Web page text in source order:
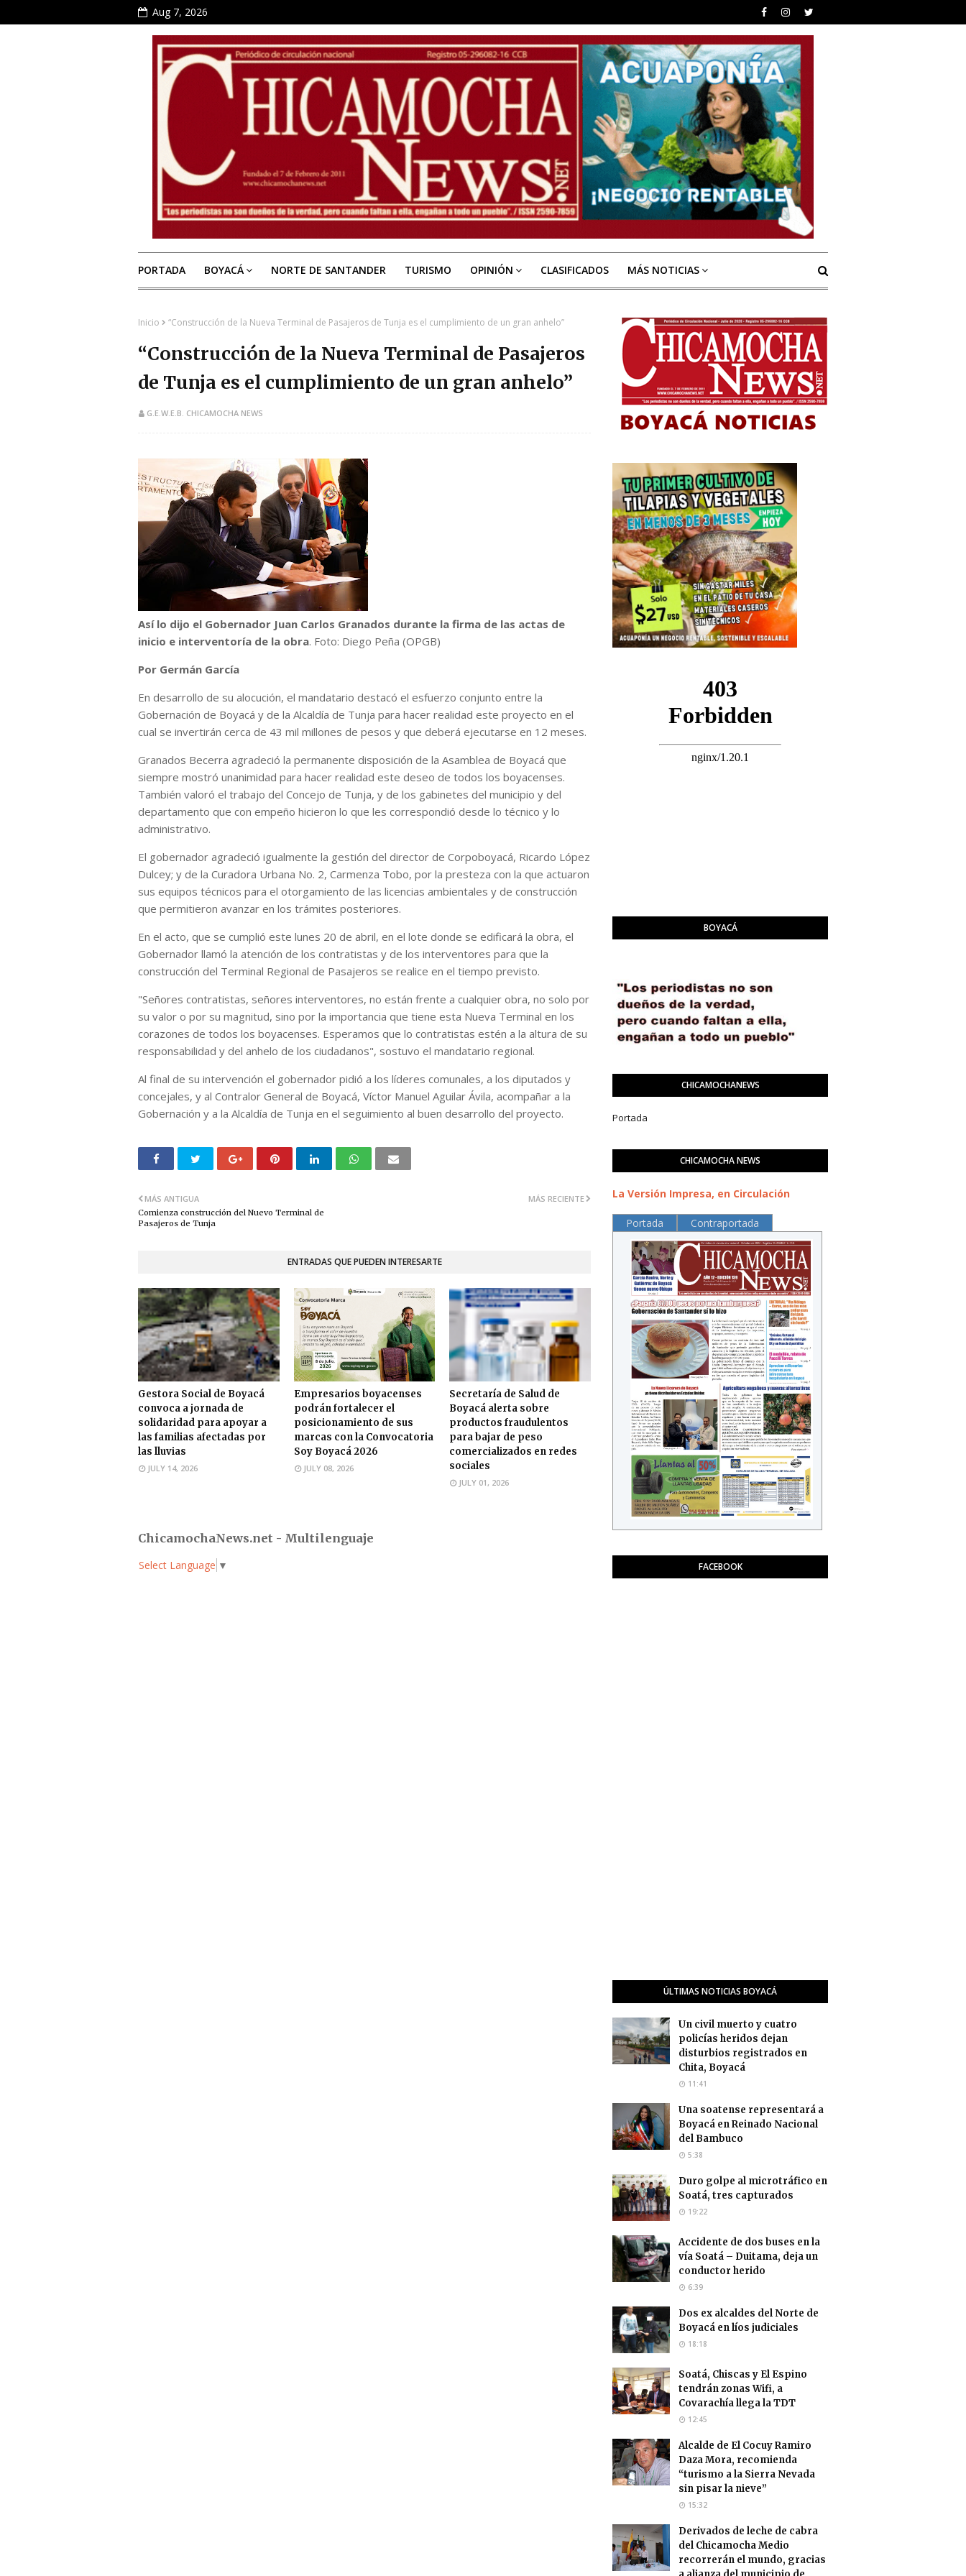
Aug 7, 2026
PORTADA BOYACÁ NORTE DE SANTANDER TURISMO OPINIÓN CLASIFICADOS MÁS NOTICIAS
Inicio “Construcción de la Nueva Terminal de Pasajeros de Tunja es el cumplimiento de un gran anhelo”
“Construcción de la Nueva Terminal de Pasajeros
de Tunja es el cumplimiento de un gran anhelo”
G.E.W.E.B. CHICAMOCHA NEWS
​Así lo dijo el Gobernador Juan Carlos Granados durante la firma de las actas de
inicio e interventoría de la obra. Foto: Diego Peña (OPGB)
Por Germán García
En desarrollo de su alocución, el mandatario destacó el esfuerzo conjunto entre la
Gobernación de Boyacá y de la Alcaldía de Tunja para hacer realidad este proyecto en el
cual se invertirán cerca de 43 mil millones de pesos y que deberá ejecutarse en 12 meses.
Granados Becerra agradeció la permanente disposición de la Asamblea de Boyacá que
siempre mostró unanimidad para hacer realidad este deseo de todos los boyacenses.
También valoró el trabajo del Concejo de Tunja, y de los gabinetes del municipio y del
departamento que con empeño hicieron lo que les correspondió desde lo técnico y lo
administrativo.
El gobernador agradeció igualmente la gestión del director de Corpoboyacá, Ricardo López
Dulcey; y de la Curadora Urbana No. 2, Carmenza Tobo, por la presteza con la que actuaron
sus equipos técnicos para el otorgamiento de las licencias ambientales y de construcción
que permitieron avanzar en los trámites posteriores.
En el acto, que se cumplió este lunes 20 de abril, en el lote donde se edificará la obra, el
Gobernador llamó la atención de los contratistas y de los interventores para que la
construcción del Terminal Regional de Pasajeros se realice en el tiempo previsto.
"Señores contratistas, señores interventores, no están frente a cualquier obra, no solo por
su valor o por su magnitud, sino por la importancia que tiene esta Nueva Terminal en los
corazones de todos los boyacenses. Esperamos que lo contratistas estén a la altura de su
responsabilidad y del anhelo de los ciudadanos", sostuvo el mandatario regional.
Al final de su intervención el gobernador pidió a los líderes comunales, a los diputados y
concejales, y al Contralor General de Boyacá, Víctor Manuel Aguilar Ávila, acompañar a la
Gobernación y a la Alcaldía de Tunja en el seguimiento al buen desarrollo del proyecto.
MÁS RECIENTE
MÁS ANTIGUA
Comienza construcción del Nuevo Terminal de
Pasajeros de Tunja
ENTRADAS QUE PUEDEN INTERESARTE
Gestora Social de Boyacá
convoca a jornada de
solidaridad para apoyar a
las familias afectadas por
las lluvias
JULY 14, 2026
Empresarios boyacenses
podrán fortalecer el
posicionamiento de sus
marcas con la Convocatoria
Soy Boyacá 2026
JULY 08, 2026
Secretaría de Salud de
Boyacá alerta sobre
productos fraudulentos
para bajar de peso
comercializados en redes
sociales
JULY 01, 2026
ChicamochaNews.net - Multilenguaje
Select Language ▼
BOYACÁ
CHICAMOCHANEWS
Portada
CHICAMOCHA NEWS
La Versión Impresa, en Circulación
Portada Contraportada
FACEBOOK
ÚLTIMAS NOTICIAS BOYACÁ
Un civil muerto y cuatro
policías heridos dejan
disturbios registrados en
Chita, Boyacá
11:41
Una soatense representará a
Boyacá en Reinado Nacional
del Bambuco
5:38
Duro golpe al microtráfico en
Soatá, tres capturados
19:22
Accidente de dos buses en la
vía Soatá – Duitama, deja un
conductor herido
6:39
Dos ex alcaldes del Norte de
Boyacá en líos judiciales
18:18
Soatá, Chiscas y El Espino
tendrán zonas Wifi, a
Covarachía llega la TDT
12:45
Alcalde de El Cocuy Ramiro
Daza Mora, recomienda
“turismo a la Sierra Nevada
sin pisar la nieve”
15:32
Derivados de leche de cabra
del Chicamocha Medio
recorrerán el mundo, gracias